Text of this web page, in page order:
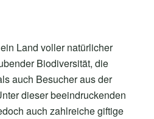
Land voller natürlicher
Biodiversität, die
auch Besucher aus der
dieser beeindruckenden
auch zahlreiche giftige